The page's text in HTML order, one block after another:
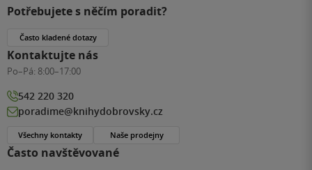
Často navštěvované
Potřebujete s něčím poradit?
Často kladené dotazy
Kontaktujte nás
Po–Pá: 8:00–17:00
542 220 320
poradime@knihydobrovsky.cz
Všechny kontakty Naše prodejny